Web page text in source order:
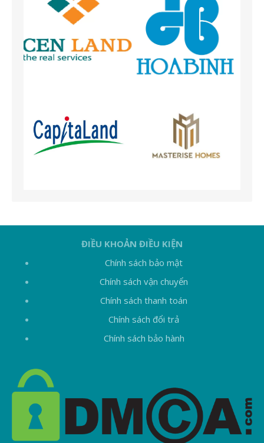
ĐIỀU KHOẢN ĐIỀU KIỆN
Chính sách bảo mật
Chính sách vận chuyển
Chính sách thanh toán
Chính sách đổi trả
Chính sách bảo hành